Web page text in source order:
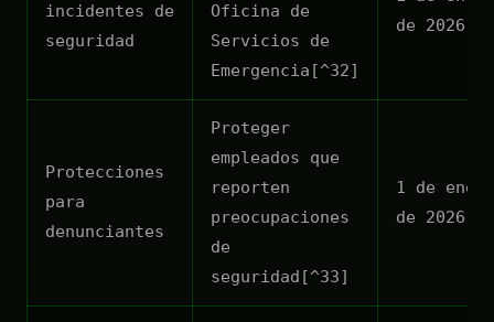
incidentes de
seguridad
Oficina de
Servicios de
Emergencia[^32]
de 2026
Protecciones
para
denunciantes
Proteger
empleados que
reporten
preocupaciones
de
seguridad[^33]
1 de enero
de 2026